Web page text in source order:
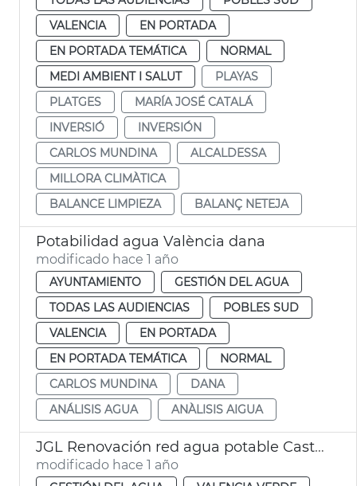
VALENCIA
EN PORTADA
EN PORTADA TEMÁTICA
NORMAL
MEDI AMBIENT I SALUT
PLAYAS
PLATGES
MARÍA JOSÉ CATALÁ
INVERSIÓ
INVERSIÓN
CARLOS MUNDINA
ALCALDESSA
MILLORA CLIMÀTICA
BALANCE LIMPIEZA
BALANÇ NETEJA
Potabilidad agua València dana
modificado hace 1 año
AYUNTAMIENTO
GESTIÓN DEL AGUA
TODAS LAS AUDIENCIAS
POBLES SUD
VALENCIA
EN PORTADA
EN PORTADA TEMÁTICA
NORMAL
CARLOS MUNDINA
DANA
ANÁLISIS AGUA
ANÀLISIS AIGUA
JGL Renovación red agua potable Castellar Oliveral
modificado hace 1 año